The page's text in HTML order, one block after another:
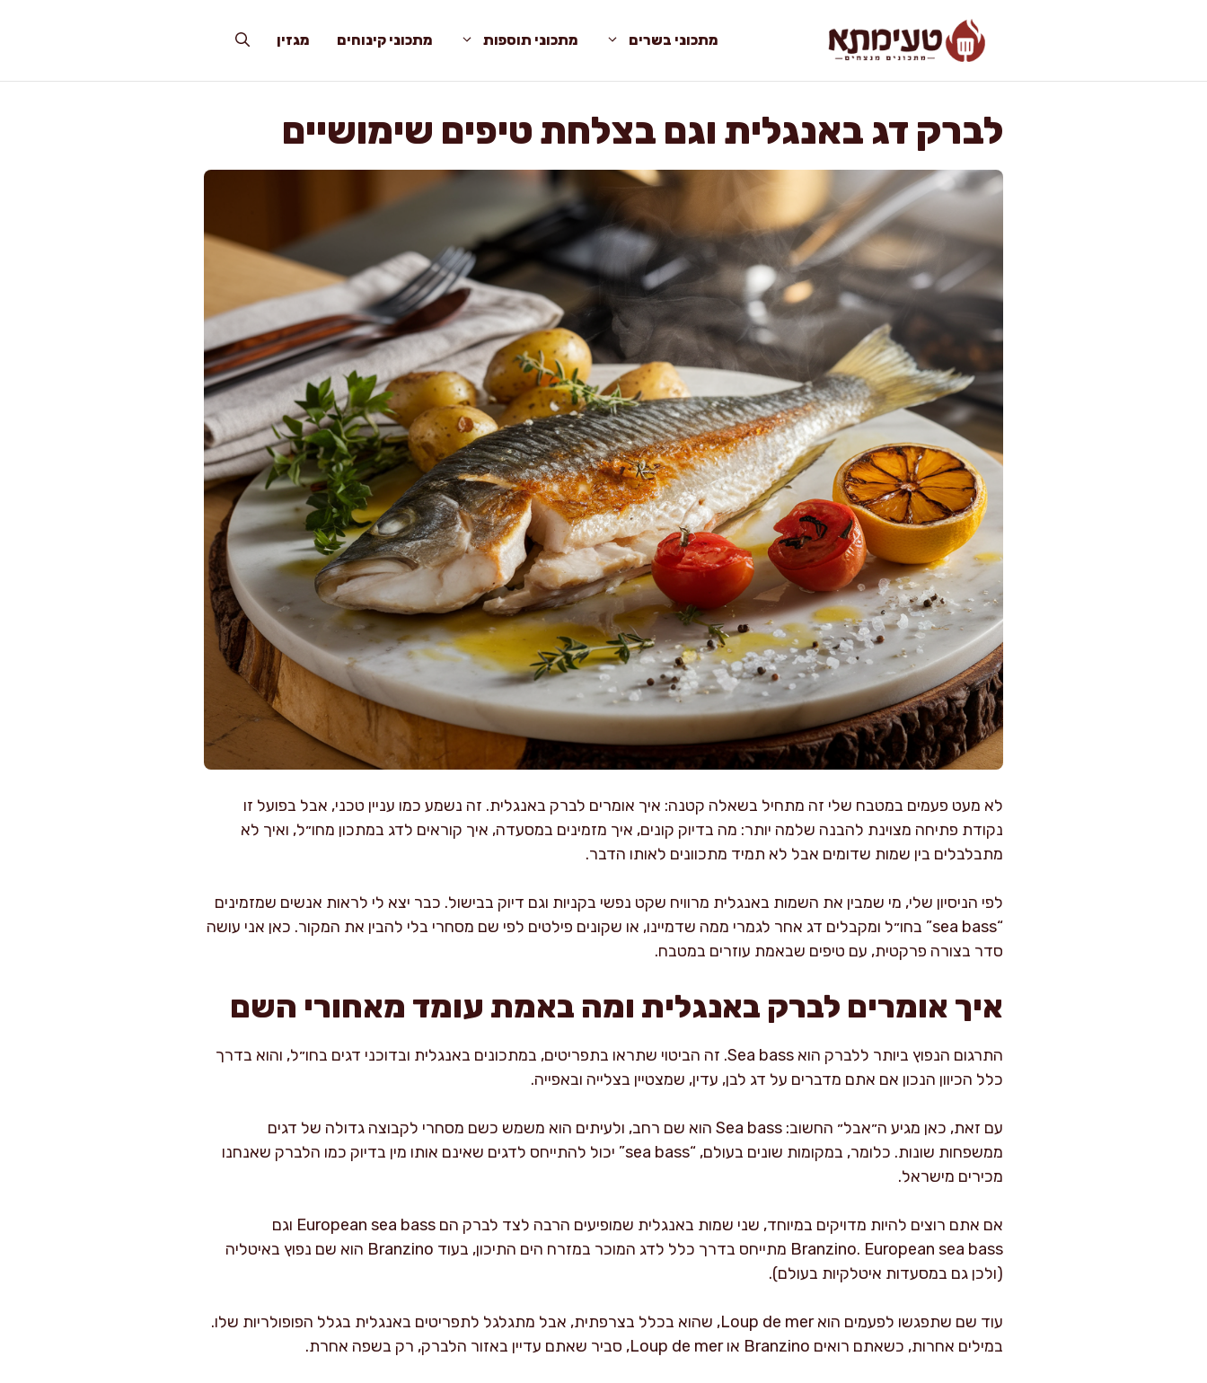
מתכוני בשרים מתכוני תוספות מתכוני קינוחים מגזין
לברק דג באנגלית וגם בצלחת טיפים שימושיים
לא מעט פעמים במטבח שלי זה מתחיל בשאלה קטנה: איך אומרים לברק באנגלית. זה נשמע כמו עניין טכני, אבל בפועל זו
נקודת פתיחה מצוינת להבנה שלמה יותר: מה בדיוק קונים, איך מזמינים במסעדה, איך קוראים לדג במתכון מחו״ל, ואיך לא
מתבלבלים בין שמות שדומים אבל לא תמיד מתכוונים לאותו הדבר.
לפי הניסיון שלי, מי שמבין את השמות באנגלית מרוויח שקט נפשי בקניות וגם דיוק בבישול. כבר יצא לי לראות אנשים שמזמינים
“sea bass” בחו״ל ומקבלים דג אחר לגמרי ממה שדמיינו, או שקונים פילטים לפי שם מסחרי בלי להבין את המקור. כאן אני עושה
סדר בצורה פרקטית, עם טיפים שבאמת עוזרים במטבח.
איך אומרים לברק באנגלית ומה באמת עומד מאחורי השם
התרגום הנפוץ ביותר ללברק הוא Sea bass. זה הביטוי שתראו בתפריטים, במתכונים באנגלית ובדוכני דגים בחו״ל, והוא בדרך
כלל הכיוון הנכון אם אתם מדברים על דג לבן, עדין, שמצטיין בצלייה ובאפייה.
עם זאת, כאן מגיע ה״אבל״ החשוב: Sea bass הוא שם רחב, ולעיתים הוא משמש כשם מסחרי לקבוצה גדולה של דגים
ממשפחות שונות. כלומר, במקומות שונים בעולם, “sea bass” יכול להתייחס לדגים שאינם אותו מין בדיוק כמו הלברק שאנחנו
מכירים מישראל.
אם אתם רוצים להיות מדויקים במיוחד, שני שמות באנגלית שמופיעים הרבה לצד לברק הם European sea bass וגם
Branzino. European sea bass מתייחס בדרך כלל לדג המוכר במזרח הים התיכון, בעוד Branzino הוא שם נפוץ באיטליה
(ולכן גם במסעדות איטלקיות בעולם).
עוד שם שתפגשו לפעמים הוא Loup de mer, שהוא בכלל בצרפתית, אבל מתגלגל לתפריטים באנגלית בגלל הפופולריות שלו.
במילים אחרות, כשאתם רואים Branzino או Loup de mer, סביר שאתם עדיין באזור הלברק, רק בשפה אחרת.